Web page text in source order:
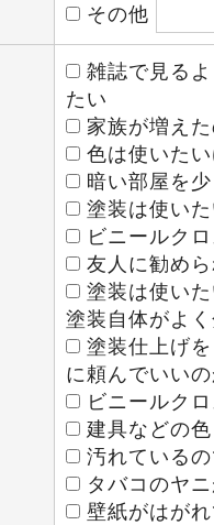
その他
雑誌で見る
たい
家族が増え
色は使いた
暗い部屋を
塗装は使い
ビニールク
友人に勧め
塗装は使い
塗装自体がよ
塗装仕上げ
に頼んでいい
ビニールク
建具などの
汚れている
タバコのヤ
壁紙がはが